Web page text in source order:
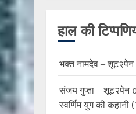
हाल की
भक्त नामदेव – शूट२पेन
संजय गुप्ता – शूट२पेन
स्वर्णिम युग की कहानी